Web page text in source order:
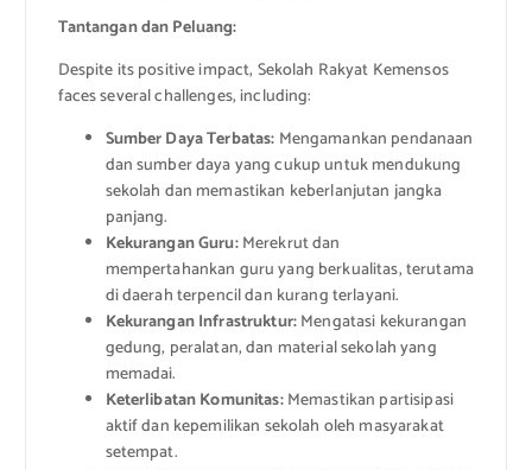
Tantangan dan Peluang:
Despite its positive impact, Sekolah Rakyat Kemensos
faces several challenges, including:
Sumber Daya Terbatas: Mengamankan pendanaan
dan sumber daya yang cukup untuk mendukung
sekolah dan memastikan keberlanjutan jangka
panjang.
Kekurangan Guru:Merekrut dan
mempertahankan guru yang berkualitas, terutama
di daerah terpencil dan kurang terlayani.
Kekurangan Infrastruktur:Mengatasi kekurangan
gedung, peralatan, dan material sekolah yang
memadai.
Keterlibatan Komunitas:Memastikan partisipasi
aktif dan kepemilikan sekolah oleh masyarakat
setempat.